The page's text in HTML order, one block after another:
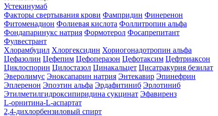
Устекинумаб
Факторы свертывания крови Фампридин Финеренон
Фитоменадион Фолиевая кислота Фоллитропин альфа
Фондапаринукс натрия Формотерол Фосапрепитант
Фулвестрант
Хлорамбуцил Хлоргексидин Хориогонадотропин альфа
Цефазолин Цефепим Цефоперазон Цефотаксим Цефтриаксон
Циклоспорин Цилостазол Цинакальцет Цисатракурия безилат
Эверолимус Эноксапарин натрия Энтекавир Эпинефрин
Эплеренон Эпоэтин альфа Эрдафитиниб Эрлотиниб
Этилметилгидроксипиридина сукцинат Эфавиренз
L-орнитина-L-аспартат
2,4-дихлорбензиловый спирт